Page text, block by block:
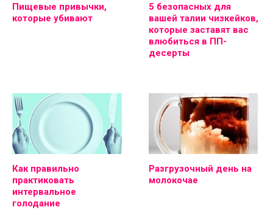
Пищевые привычки,
которые убивают
5 безопасных для
вашей талии чизкейков,
которые заставят вас
влюбиться в ПП-
десерты
Как правильно
практиковать
интервальное
голодание
Разгрузочный день на
молокочае